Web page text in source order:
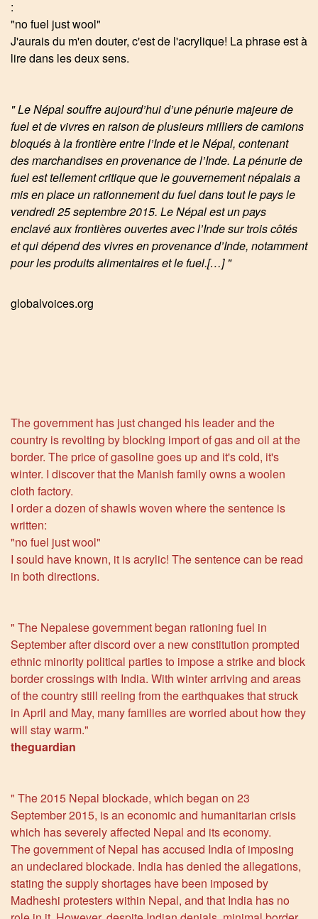
:
"no fuel just wool"
J'aurais du m'en douter, c'est de l'acrylique! La phrase est à
lire dans les deux sens.
" Le Népal souffre aujourd’hui d’une pénurie majeure de
fuel et de vivres en raison de plusieurs milliers de camions
bloqués à la frontière entre l’Inde et le Népal, contenant
des marchandises en provenance de l’Inde. La pénurie de
fuel est tellement critique que le gouvernement népalais a
mis en place un rationnement du fuel dans tout le pays le
vendredi 25 septembre 2015. Le Népal est un pays
enclavé aux frontières ouvertes avec l’Inde sur trois côtés
et qui dépend des vivres en provenance d’Inde, notamment
pour les produits alimentaires et le fuel.[…] "
globalvoices.org
The government has just changed his leader and the
country is revolting by blocking import of gas and oil at the
border. The price of gasoline goes up and it's cold, it's
winter. I discover that the Manish family owns a woolen
cloth factory.
I order a dozen of shawls woven where the sentence is
written:
"no fuel just wool"
I sould have known, it is acrylic! The sentence can be read
in both directions.
" The Nepalese government began rationing fuel in
September after discord over a new constitution prompted
ethnic minority political parties to impose a strike and block
border crossings with India. With winter arriving and areas
of the country still reeling from the earthquakes that struck
in April and May, many families are worried about how they
will stay warm."
theguardian
" The 2015 Nepal blockade, which began on 23
September 2015, is an economic and humanitarian crisis
which has severely affected Nepal and its economy.
The government of Nepal has accused India of imposing
an undeclared blockade. India has denied the allegations,
stating the supply shortages have been imposed by
Madheshi protesters within Nepal, and that India has no